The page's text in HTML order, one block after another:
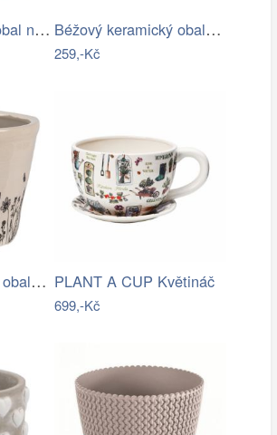
Šedý cementový obal na květináč s… Béžový keramický obal na květináč s…
259,-Kč
Béžový keramický obal na květináč s… PLANT A CUP Květináč
699,-Kč